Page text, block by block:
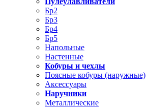
Бр2
Бр3
Бр4
Бр5
Напольные
Настенные
Кобуры и чехлы
Поясные кобуры (наружные)
Аксессуары
Наручники
Металлические